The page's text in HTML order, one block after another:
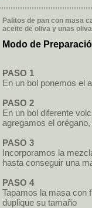
Palitos de pan con masa
aceite de oliva y unas
Modo de
PASO 1
En un bol ponemos el
PASO 2
En un bol diferente
agregamos el
PASO 3
Incorporamos la
hasta conseguir una
PASO 4
Tapamos la masa con
duplique su tamaño